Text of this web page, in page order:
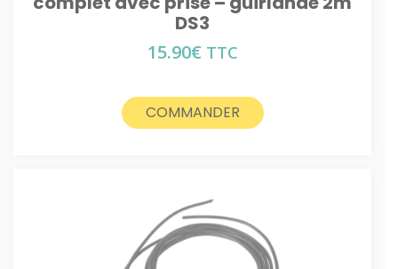
DS3
15.90€ TTC
COMMANDER